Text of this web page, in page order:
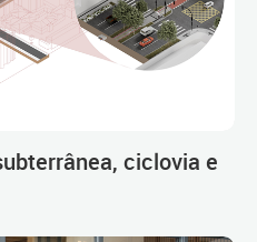
ciclovia e